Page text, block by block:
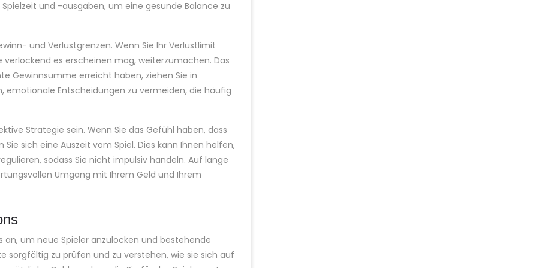
und -ausgaben, um eine gesunde Balance zu
und Verlustgrenzen. Wenn Sie Ihr Verlustlimit
es erscheinen mag, weiterzumachen. Das
Gewinnsumme erreicht haben, ziehen Sie in
emotionale Entscheidungen zu vermeiden, die häufig
Strategie sein. Wenn Sie das Gefühl haben, dass
sich eine Auszeit vom Spiel. Dies kann Ihnen helfen,
sodass Sie nicht impulsiv handeln. Auf lange
Umgang mit Ihrem Geld und Ihrem
um neue Spieler anzulocken und bestehende
sorgfältig zu prüfen und zu verstehen, wie sie sich auf